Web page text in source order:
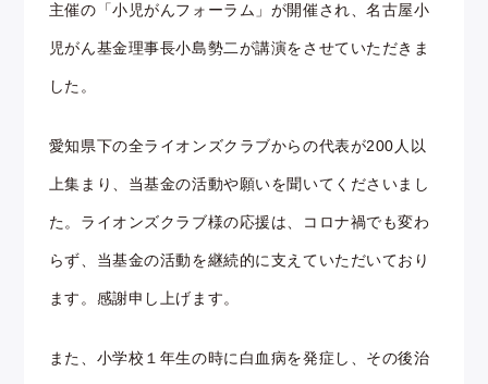
主催の「小児がんフォーラム」が開催され、名古屋小
児がん基金理事長小島勢二が講演をさせていただきま
した。
愛知県下の全ライオンズクラブからの代表が200人以
上集まり、当基金の活動や願いを聞いてくださいまし
た。ライオンズクラブ様の応援は、コロナ禍でも変わ
らず、当基金の活動を継続的に支えていただいており
ます。感謝申し上げます。
また、小学校１年生の時に白血病を発症し、その後治